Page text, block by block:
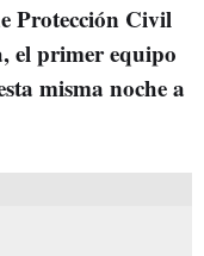
Protección Civil
el primer equipo
misma noche a